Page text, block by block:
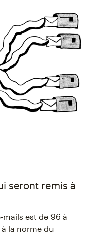
seront remis à
mails est de 96 à
la norme du